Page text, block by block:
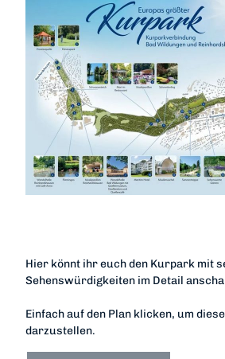
Kurparkplan
Hier könnt ihr euch den Kurpark mit
Sehenswürdigkeiten im Detail
Einfach auf den Plan klicken, um
darzustellen.